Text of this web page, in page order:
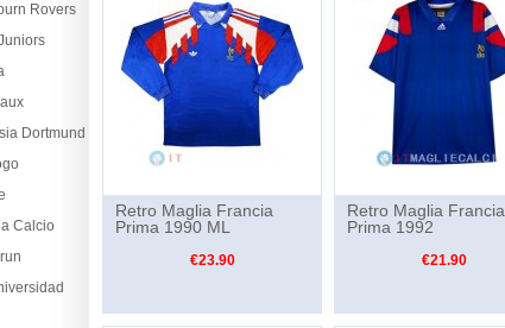
Rovers
Dortmund
Calcio
Retro Maglia Francia
Prima 1990 ML
€23.90
Retro Maglia Francia
Prima 1992
€21.90